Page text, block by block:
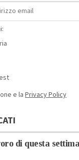
e la Privacy Policy
di questa